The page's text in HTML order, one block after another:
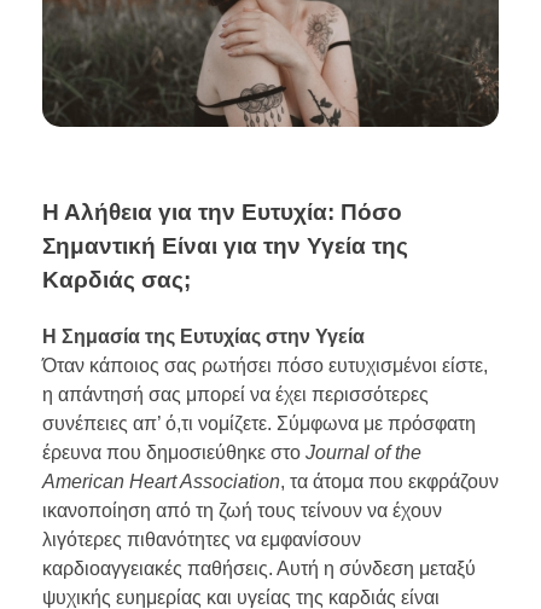
Η Αλήθεια για την Ευτυχία: Πόσο
Σημαντική Είναι για την Υγεία της
Καρδιάς σας;
Η Σημασία της Ευτυχίας στην Υγεία
Όταν κάποιος σας ρωτήσει πόσο ευτυχισμένοι είστε,
η απάντησή σας μπορεί να έχει περισσότερες
συνέπειες απ’ ό,τι νομίζετε. Σύμφωνα με πρόσφατη
έρευνα που δημοσιεύθηκε στο Journal of the
American Heart Association, τα άτομα που εκφράζουν
ικανοποίηση από τη ζωή τους τείνουν να έχουν
λιγότερες πιθανότητες να εμφανίσουν
καρδιοαγγειακές παθήσεις. Αυτή η σύνδεση μεταξύ
ψυχικής ευημερίας και υγείας της καρδιάς είναι